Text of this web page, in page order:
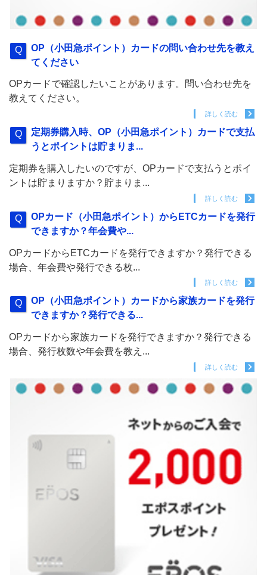
OP（小田急ポイント）カードの問い合わせ先を教え
てください
OPカードで確認したいことがあります。問い合わせ先を
教えてください。
詳しく読む
定期券購入時、OP（小田急ポイント）カードで支払
うとポイントは貯まりま...
定期券を購入したいのですが、OPカードで支払うとポイ
ントは貯まりますか？貯まりま...
詳しく読む
OPカード（小田急ポイント）からETCカードを発行
できますか？年会費や...
OPカードからETCカードを発行できますか？発行できる
場合、年会費や発行できる枚...
詳しく読む
OP（小田急ポイント）カードから家族カードを発行
できますか？発行できる...
OPカードから家族カードを発行できますか？発行できる
場合、発行枚数や年会費を教え...
詳しく読む